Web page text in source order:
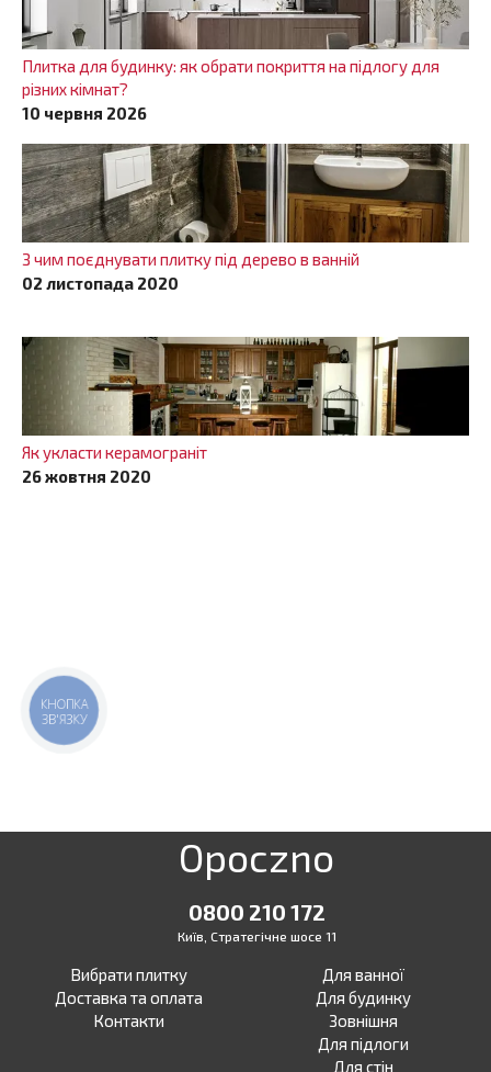
Плитка для будинку: як обрати покриття на підлогу для
різних кімнат?
10 червня 2026
З чим поєднувати плитку під дерево в ванній
02 листопада 2020
Як укласти керамограніт
26 жовтня 2020
Opoczno
0800 210 172
Київ, Стратегічне шосе 11
Вибрати плитку
Доставка та оплата
Контакти
Для ванної
Для будинку
Зовнішня
Для підлоги
Для стін
КНОПКА
ЗВ'ЯЗКУ